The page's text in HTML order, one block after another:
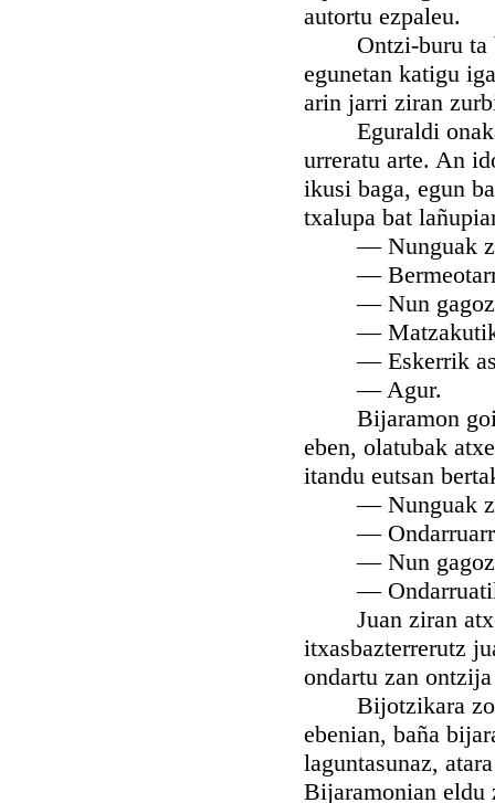
autortu ezpaleu.
Ontzi-buru ta
egunetan katigu
arin jarri ziran
Eguraldi onakaz
urreratu arte. An
ikusi baga, egun
txalupa bat
— Nunguak
—
— Nun gagoz
— Matzakutik
— Eskerrik
— Agur.
Bijaramon
eben, olatubak
itandu eutsan
— Nunguak
—
— Nun
— Ondarruatik
Juan ziran
itxasbazterrerutz
ondartu zan
Bijotzikara
ebenian, baña
laguntasunaz,
Bijaramonian eldu